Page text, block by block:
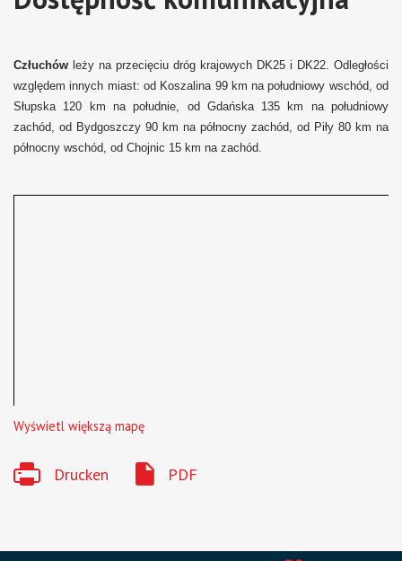
Człuchów leży na przecięciu dróg krajowych DK25 i DK22. Odległości
względem innych miast: od Koszalina 99 km na południowy wschód, od
Słupska 120 km na południe, od Gdańska 135 km na południowy
zachód, od Bydgoszczy 90 km na północny zachód, od Piły 80 km na
północny wschód, od Chojnic 15 km na zachód.
Wyświetl większą mapę
Drucken PDF